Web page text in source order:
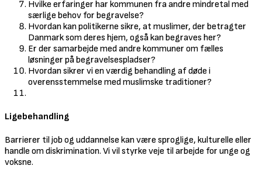
Hvilke erfaringer har kommunen fra andre mindretal med
særlige behov for begravelse?
Hvordan kan politikerne sikre, at muslimer, der betragter
Danmark som deres hjem, også kan begraves her?
Er der samarbejde med andre kommuner om fælles
løsninger på begravelsespladser?
Hvordan sikrer vi en værdig behandling af døde i
overensstemmelse med muslimske traditioner?
Ligebehandling
Barrierer til job og uddannelse kan være sproglige, kulturelle eller
handle om diskrimination. Vi vil styrke veje til arbejde for unge og
voksne.